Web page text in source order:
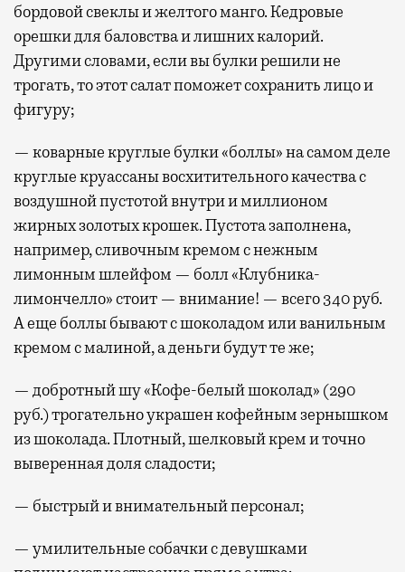
бордовой свеклы и желтого манго. Кедровые
орешки для баловства и лишних калорий.
Другими словами, если вы булки решили не
трогать, то этот салат поможет сохранить лицо и
фигуру;
— коварные круглые булки «боллы» на самом деле
круглые круассаны восхитительного качества с
воздушной пустотой внутри и миллионом
жирных золотых крошек. Пустота заполнена,
например, сливочным кремом с нежным
лимонным шлейфом — болл «Клубника-
лимончелло» стоит — внимание! — всего 340 руб.
А еще боллы бывают с шоколадом или ванильным
кремом с малиной, а деньги будут те же;
— добротный шу «Кофе-белый шоколад» (290
руб.) трогательно украшен кофейным зернышком
из шоколада. Плотный, шелковый крем и точно
выверенная доля сладости;
— быстрый и внимательный персонал;
— умилительные собачки с девушками